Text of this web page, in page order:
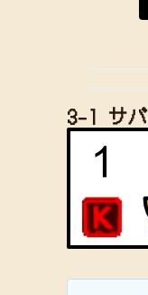
3-1 サ